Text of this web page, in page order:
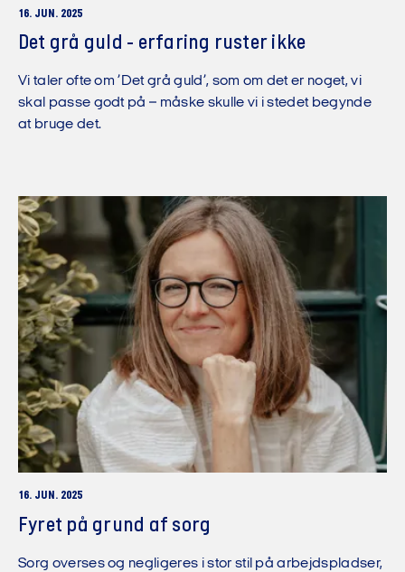
16. JUN. 2025
Det grå guld - erfaring ruster ikke
Vi taler ofte om ’Det grå guld’, som om det er noget, vi
skal passe godt på – måske skulle vi i stedet begynde
at bruge det.
16. JUN. 2025
Fyret på grund af sorg
Sorg overses og negligeres i stor stil på arbejdspladser,